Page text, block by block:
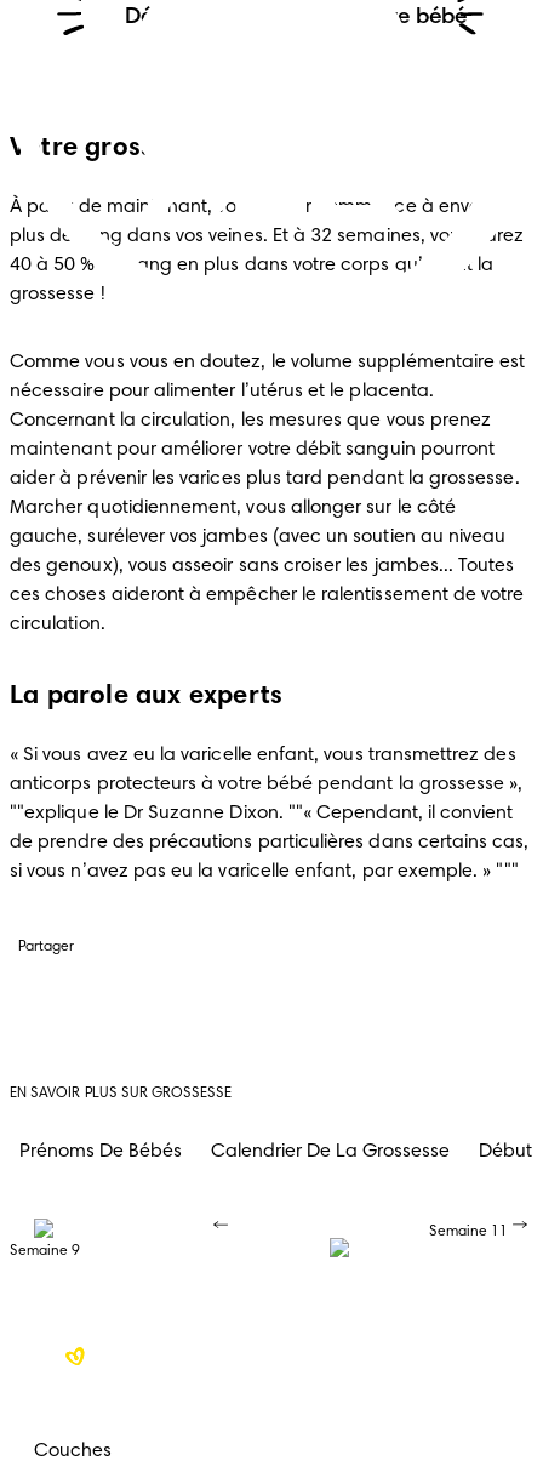
Déterminez le sexe de votre bébé
Votre grossesse
À partir de maintenant, votre cœur commence à envoyer
plus de sang dans vos veines. Et à 32 semaines, vous aurez
40 à 50 % de sang en plus dans votre corps qu’avant la
grossesse !
Comme vous vous en doutez, le volume supplémentaire est
nécessaire pour alimenter l’utérus et le placenta.
Concernant la circulation, les mesures que vous prenez
maintenant pour améliorer votre débit sanguin pourront
aider à prévenir les varices plus tard pendant la grossesse.
Marcher quotidiennement, vous allonger sur le côté
gauche, surélever vos jambes (avec un soutien au niveau
des genoux), vous asseoir sans croiser les jambes... Toutes
ces choses aideront à empêcher le ralentissement de votre
circulation.
La parole aux experts
« Si vous avez eu la varicelle enfant, vous transmettrez des
anticorps protecteurs à votre bébé pendant la grossesse »,
""explique le Dr Suzanne Dixon. ""« Cependant, il convient
de prendre des précautions particulières dans certains cas,
si vous n’avez pas eu la varicelle enfant, par exemple. » """
Partager
EN SAVOIR PLUS SUR GROSSESSE
Prénoms De Bébés Calendrier De La Grossesse Début
Semaine 9
Semaine 11
Couches